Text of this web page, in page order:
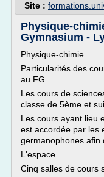
Site :
Physique-
Gymnasium -
Physique-chimie
Particularités des
au FG
Les cours de
classe de 5ème et
Les cours ayant lieu
est accordée par les
germanophones afin
L'espace
Cinq salles de cours